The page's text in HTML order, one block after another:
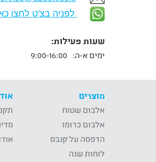
לפניה בצ'ט לחצו
שעות פעילות:
ימים א-ה:
מוצרים
אלבום שטוח
אלבום כרומו
הדפסה על קנבס
לוחות שנה